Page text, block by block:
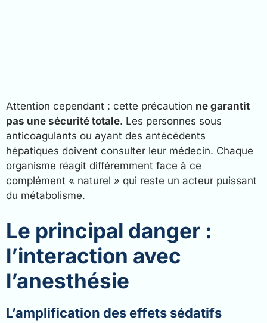
Attention cependant : cette précaution ne garantit
pas une sécurité totale. Les personnes sous
anticoagulants ou ayant des antécédents
hépatiques doivent consulter leur médecin. Chaque
organisme réagit différemment face à ce
complément « naturel » qui reste un acteur puissant
du métabolisme.
Le principal danger :
l’interaction avec
l’anesthésie
L’amplification des effets sédatifs